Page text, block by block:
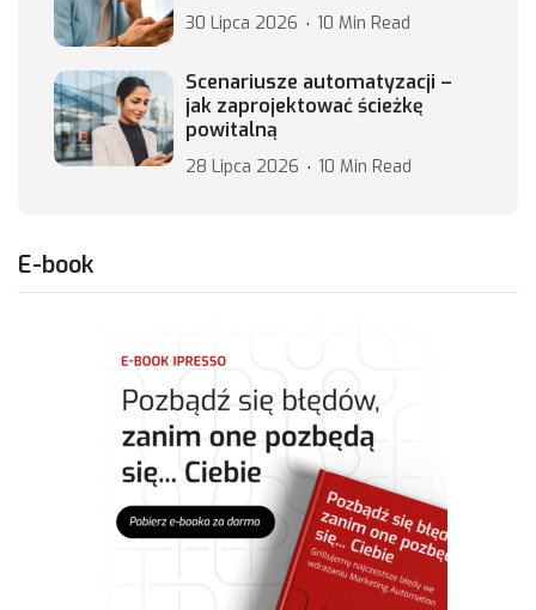
30 Lipca 2026 10 Min Read
Scenariusze automatyzacji –
jak zaprojektować ścieżkę
powitalną
28 Lipca 2026 10 Min Read
E-book